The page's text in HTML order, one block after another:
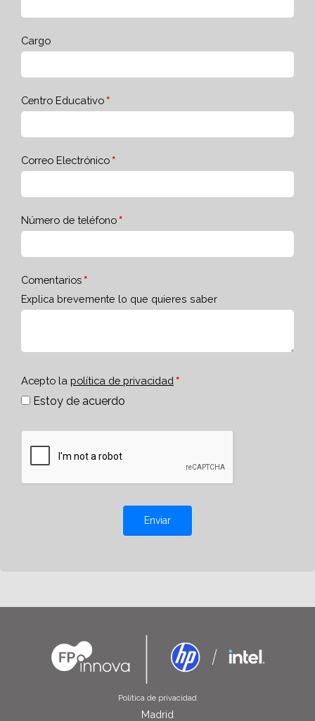
Cargo
Centro Educativo
Correo Electrónico
Número de teléfono
Comentarios
Explica brevemente lo que quieres saber
Acepto la política de privacidad
Estoy de acuerdo
Enviar
Política de privacidad
Madrid